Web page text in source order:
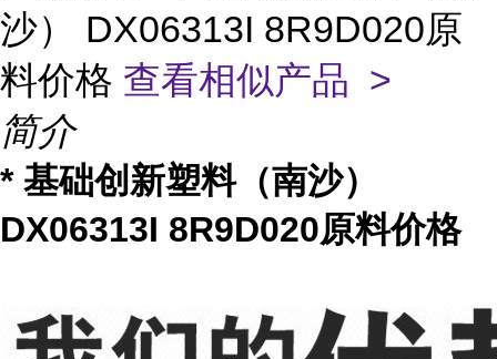
沙） DX06313I 8R9D020原
料价格 查看相似产品 >
简介
* 基础创新塑料（南沙）
DX06313I 8R9D020原料价格